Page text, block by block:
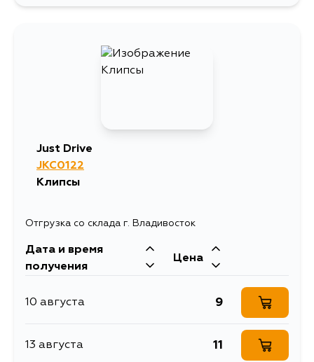
Just Drive
JKC0122
Клипсы
Отгрузка со склада г. Владивосток
Дата и время
получения
Цена
10 августа 9
13 августа 11